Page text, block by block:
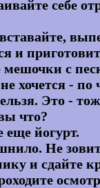
себе
и
с
хочется - по
Это -
что?
еще йогурт.
Не
и сдайте